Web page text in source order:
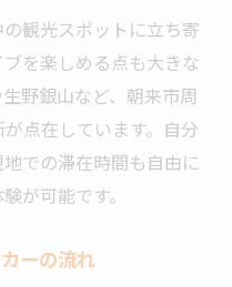
発までの流れ解説
ールートの選び方
市観光の新提案
楽しめる朝来市巡り
良く回るレンタカー
ンタカーの利点
観光スポットに立ち寄
を楽しめる点も大きな
野銀山など、朝来市周
点在しています。自分
での滞在時間も自由に
が可能です。
ーの流れ